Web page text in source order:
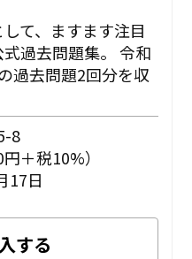
て、ますます注目
過去問題集。 令和
過去問題2回分を収
8
＋税10%）
17日
する